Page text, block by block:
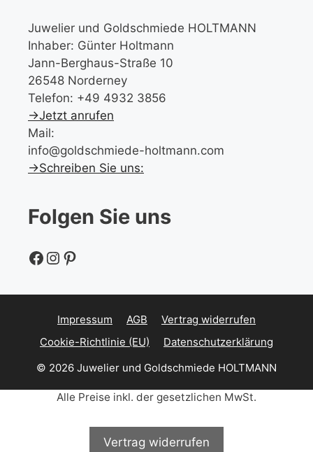
Juwelier und Goldschmiede HOLTMANN
Inhaber: Günter Holtmann
Jann-Berghaus-Straße 10
26548 Norderney
Telefon: +49 4932 3856
→Jetzt anrufen
Mail:
info@goldschmiede-holtmann.com
→Schreiben Sie uns:
Folgen Sie uns
Facebook
Instagram
Pinterest
Impressum AGB
Vertrag widerrufen
Cookie-Richtlinie (EU)
Datenschutzerklärung
© 2026 Juwelier und Goldschmiede HOLTMANN
Alle Preise inkl. der gesetzlichen MwSt.
Vertrag widerrufen